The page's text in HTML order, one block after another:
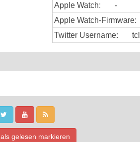
Apple Watch:
-
Apple Watch-Firmware:
Twitter Username:
gelesen markieren